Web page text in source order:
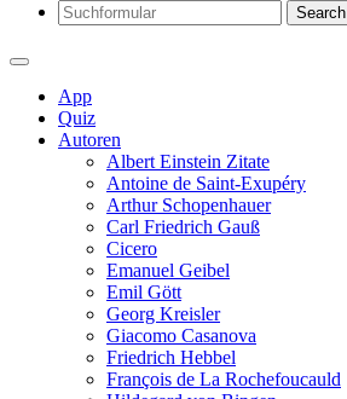
Search
App
Quiz
Autoren
Albert Einstein Zitate
Antoine de Saint-Exupéry
Arthur Schopenhauer
Carl Friedrich Gauß
Cicero
Emanuel Geibel
Emil Gött
Georg Kreisler
Giacomo Casanova
Friedrich Hebbel
François de La Rochefoucauld